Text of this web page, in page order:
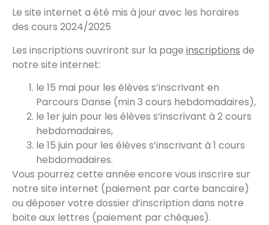
Le site internet a été mis à jour avec les horaires
des cours 2024/2025
Les inscriptions ouvriront sur la page inscriptions de
notre site internet:
le 15 mai pour les élèves s’inscrivant en
Parcours Danse (min 3 cours hebdomadaires),
le 1er juin pour les élèves s’inscrivant à 2 cours
hebdomadaires,
le 15 juin pour les élèves s’inscrivant à 1 cours
hebdomadaires.
Vous pourrez cette année encore vous inscrire sur
notre site internet (paiement par carte bancaire)
ou déposer votre dossier d’inscription dans notre
boite aux lettres (paiement par chèques).